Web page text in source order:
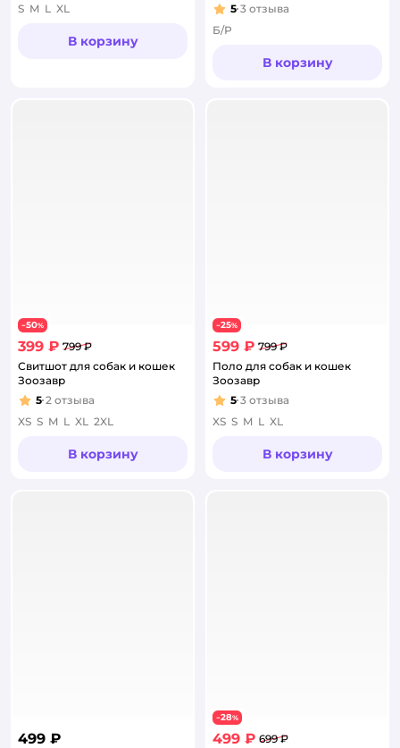
S M L XL
В корзину
Рейтинг:
5 3 отзыва
Б/Р
В корзину
−50%
399 ₽ 799 ₽
Свитшот для собак и кошек
Зоозавр
Рейтинг:
5 2 отзыва
XS S M L XL 2XL
В корзину
−25%
599 ₽ 799 ₽
Поло для собак и кошек
Зоозавр
Рейтинг:
5 3 отзыва
XS S M L XL
В корзину
499 ₽
−28%
499 ₽ 699 ₽